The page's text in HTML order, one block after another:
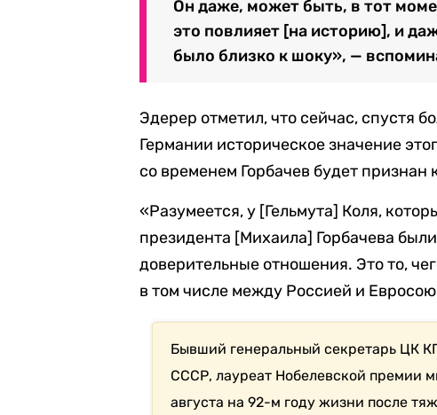
Он даже, может быть, в тот
это повлияет [на историю], и
было близко к шоку», —
Эдерер отметил, что сейчас, спустя
Германии историческое значение
со временем Горбачев будет признан
«Разумеется, у [Гельмута] Коля,
президента [Михаила] Горбачева
доверительные отношения. Это то,
в том числе между Россией и
Бывший генеральный секретарь ЦК
СССР, лауреат Нобелевской премии
августа на 92-м году жизни после